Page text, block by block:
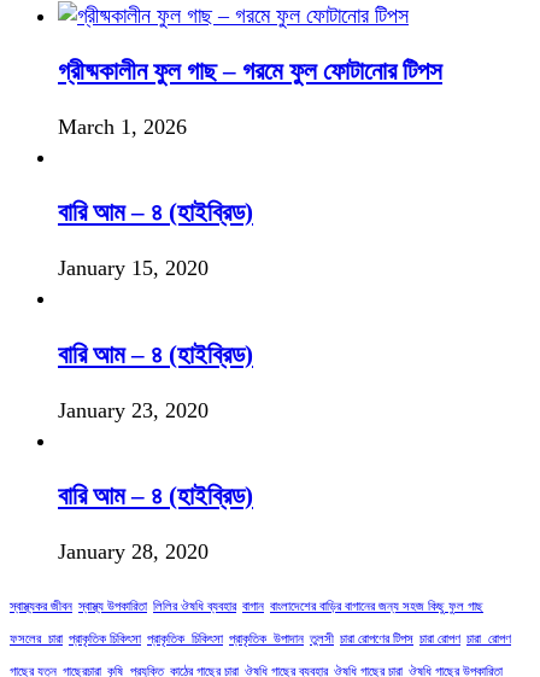
গ্রীষ্মকালীন ফুল গাছ – গরমে ফুল ফোটানোর টিপস
March 1, 2026
বারি আম – ৪ (হাইব্রিড)
January 15, 2020
বারি আম – ৪ (হাইব্রিড)
January 23, 2020
বারি আম – ৪ (হাইব্রিড)
January 28, 2020
স্বাস্থ্যকর জীবন স্বাস্থ্য উপকারিতা লিলির ঔষধি ব্যবহার বাগান বাংলাদেশের বাড়ির বাগানের জন্য সহজ কিছু ফুল গাছ
ফসলের_চারা প্রাকৃতিক চিকিৎসা প্রাকৃতিক_চিকিৎসা প্রাকৃতিক_উপাদান তুলসী চারা রোপণের টিপস চারা রোপণ চারা_রোপণ
গাছের যত্ন গাছেরচারা কৃষি_প্রযুক্তি কাঠের গাছের চারা ঔষধি গাছের ব্যবহার ঔষধি গাছের চারা ঔষধি গাছের উপকারিতা